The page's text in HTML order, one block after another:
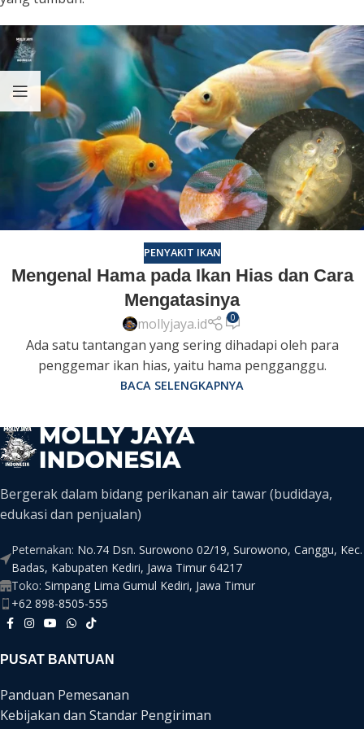
PENYAKIT IKAN
Mengenal Hama pada Ikan Hias dan Cara
Mengatasinya
mollyjaya.id 0
Ada satu tantangan yang sering dihadapi oleh para
penggemar ikan hias, yaitu hama pengganggu.
BACA SELENGKAPNYA
Bergerak dalam bidang perikanan air tawar (budidaya,
edukasi dan penjualan)
Peternakan: No.74 Dsn. Surowono 02/19, Surowono, Canggu, Kec.
Badas, Kabupaten Kediri, Jawa Timur 64217
Toko: Simpang Lima Gumul Kediri, Jawa Timur
+62 898-8505-555
PUSAT BANTUAN
Panduan Pemesanan
Kebijakan dan Standar Pengiriman